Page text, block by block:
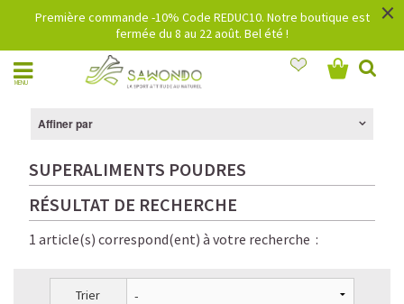
Première commande -10% Code REDUC10. Notre boutique est
fermée du 8 au 22 août. Bel été !
×
MENU
Affiner par
SUPERALIMENTS POUDRES
RÉSULTAT DE RECHERCHE
1 article(s) correspond(ent) à votre recherche :
Trier